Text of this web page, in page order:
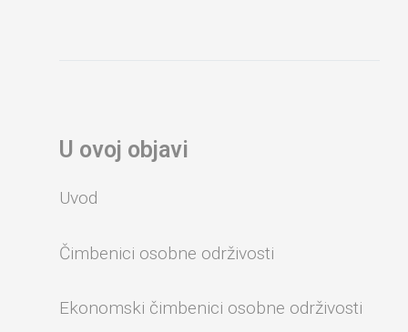
U ovoj objavi
Uvod
Čimbenici osobne održivosti
Ekonomski čimbenici osobne održivosti